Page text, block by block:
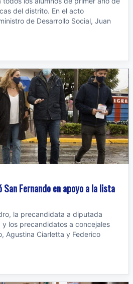
del distrito. En el acto
de Desarrollo Social, Juan
Fernando en apoyo a la lista
la precandidata a diputada
y los precandidatos a concejales
Agustina Ciarletta y Federico